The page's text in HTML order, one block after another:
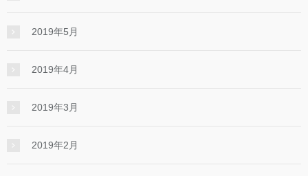
2019年5月
2019年4月
2019年3月
2019年2月